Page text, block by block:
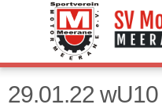
29.01.22